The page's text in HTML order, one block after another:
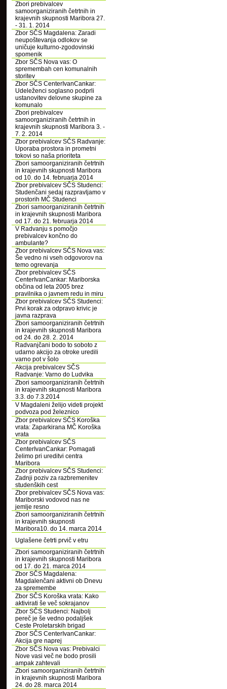
Zbori prebivalcev
samoorganiziranih četrtnih in
krajevnih skupnosti Maribora 27.
- 31. 1. 2014
Zbor SČS Magdalena: Zaradi
neupoštevanja odlokov se
uničuje kulturno-zgodovinski
spomenik
Zbor SČS Nova vas: O
spremembah cen komunalnih
storitev
Zbor SČS CenterIvanCankar:
Udeleženci soglasno podprli
ustanovitev delovne skupine za
komunalo
Zbori prebivalcev
samoorganiziranih četrtnih in
krajevnih skupnosti Maribora 3. -
7. 2. 2014
Zbor prebivalcev SČS Radvanje:
Uporaba prostora in prometni
tokovi so naša prioriteta
Zbori samoorganiziranih četrtnih
in krajevnih skupnosti Maribora
od 10. do 14. februarja 2014
Zbor prebivalcev SČS Studenci:
Studenčani sedaj razpravljamo v
prostorih MČ Studenci
Zbori samoorganiziranih četrtnih
in krajevnih skupnosti Maribora
od 17. do 21. februarja 2014
V Radvanju s pomočjo
prebivalcev končno do
ambulante?
Zbor prebivalcev SČS Nova vas:
Še vedno ni vseh odgovorov na
temo ogrevanja
Zbor prebivalcev SČS
CenterIvanCankar: Mariborska
občina od leta 2005 brez
pravilnika o javnem redu in miru
Zbor prebivalcev SČS Studenci:
Prvi korak za odpravo krivic je
javna razprava
Zbori samoorganiziranih četrtnih
in krajevnih skupnosti Maribora
od 24. do 28. 2. 2014
Radvanjčani bodo to soboto z
udarno akcijo za otroke uredili
varno pot v šolo
Akcija prebivalcev SČS
Radvanje: Varno do Ludvika
Zbori samoorganiziranih četrtnih
in krajevnih skupnosti Maribora
3.3. do 7.3.2014
V Magdaleni želijo videti projekt
podvoza pod železnico
Zbor prebivalcev SČS Koroška
vrata: Zaparkirana MČ Koroška
vrata
Zbor prebivalcev SČS
CenterIvanCankar: Pomagati
želimo pri ureditvi centra
Maribora
Zbor prebivalcev SČS Studenci:
Zadnji poziv za razbremenitev
studenških cest
Zbor prebivalcev SČS Nova vas:
Mariborski vodovod nas ne
jemlje resno
Zbori samoorganiziranih četrtnih
in krajevnih skupnosti
Maribora10. do 14. marca 2014
Uglašene četrti prvič v etru
Zbori samoorganiziranih četrtnih
in krajevnih skupnosti Maribora
od 17. do 21. marca 2014
Zbor SČS Magdalena:
Magdalenčani aktivni ob Dnevu
za spremembe
Zbor SČS Koroška vrata: Kako
aktivirati še več sokrajanov
Zbor SČS Studenci: Najbolj
pereč je še vedno podaljšek
Ceste Proletarskih brigad
Zbor SČS CenterIvanCankar:
Akcija gre naprej
Zbor SČS Nova vas: Prebivalci
Nove vasi več ne bodo prosili
ampak zahtevali
Zbori samoorganiziranih četrtnih
in krajevnih skupnosti Maribora
24. do 28. marca 2014